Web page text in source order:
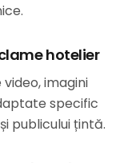
hotelier
imagini
specific
publicului țintă.